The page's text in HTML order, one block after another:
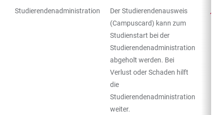
TABELLENFILTER
Studierendenadministration
Der Studierendenausweis
(Campuscard) kann zum
Studienstart bei der
Studierendenadministration
abgeholt werden. Bei
Verlust oder Schaden hilft
die
Studierendenadministration
weiter.